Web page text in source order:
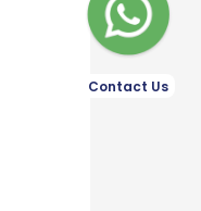
Contact Us